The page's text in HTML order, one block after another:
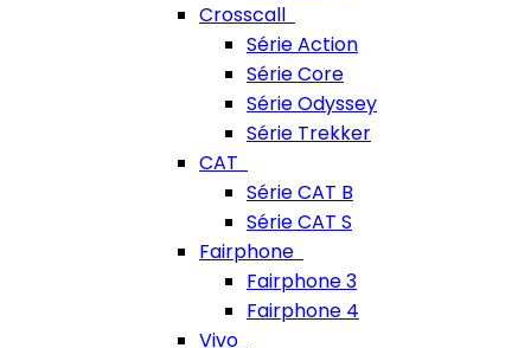
Crosscall
Série Action
Série Core
Série Odyssey
Série Trekker
CAT
Série CAT B
Série CAT S
Fairphone
Fairphone 3
Fairphone 4
Vivo